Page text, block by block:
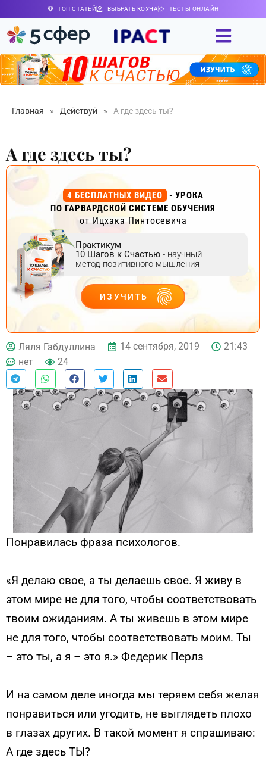
ТОП СТАТЕЙ ВЫБРАТЬ КОУЧА ТЕСТЫ ОНЛАЙН
Главная » Действуй » А где здесь ты?
А где здесь ты?
4 БЕСПЛАТНЫХ ВИДЕО
- УРОКА
ПО ГАРВАРДСКОЙ СИСТЕМЕ ОБУЧЕНИЯ
от Ицхака Пинтосевича
Практикум
10 Шагов к Счастью - научный
метод позитивного мышления
ИЗУЧИТЬ
ДЕЙСТВУЙ
Ляля Габдуллина 14 сентября, 2019
21:43
нет
24
Понравилась фраза психологов.
«Я делаю свое, а ты делаешь свое. Я живу в
этом мире не для того, чтобы соответствовать
твоим ожиданиям. А ты живешь в этом мире
не для того, чтобы соответствовать моим. Ты
– это ты, а я – это я.» Федерик Перлз
И на самом деле иногда мы теряем себя желая
понравиться или угодить, не выглядеть плохо
в глазах других. В такой момент я спрашиваю:
А где здесь ТЫ?